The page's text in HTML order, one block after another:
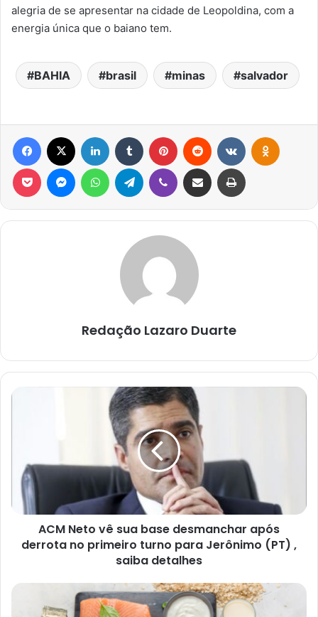
alegria de se apresentar na cidade de Leopoldina, com a
energia única que o baiano tem.
BAHIA brasil minas salvador
Facebook Linkedin Tumblr Pinterest Reddit
Pocket MessengerWhatsAppTelegram Viber Compartilhar via e-mail Imprimir
Redação Lazaro Duarte
ACM
desmanchar
após
derrota
primeiro
turno
ACM Neto vê sua base desmanchar após
derrota no primeiro turno para Jerônimo (PT) ,
saiba detalhes